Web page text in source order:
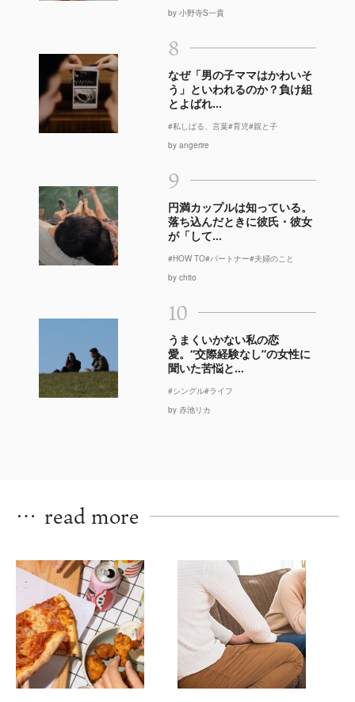
by 小野寺S一貴
8
なぜ「男の子ママはかわいそ
う」といわれるのか？負け組
とよばれ...
#私しばる、言葉#育児#親と子
by angerire
9
円満カップルは知っている。
落ち込んだときに彼氏・彼女
が「して...
#HOW TO#パートナー#夫婦のこと
by chito
10
うまくいかない私の恋
愛。“交際経験なし”の女性に
聞いた苦悩と...
#シングル#ライフ
by 赤池リカ
… read more